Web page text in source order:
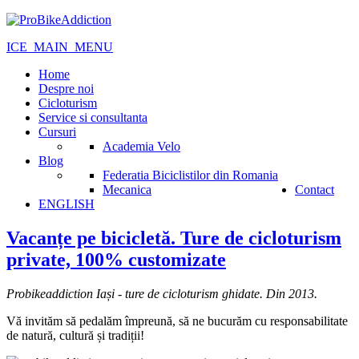
ICE_MAIN_MENU
Home
Despre noi
Cicloturism
Service si consultanta
Cursuri
Academia Velo
Blog
Federatia Biciclistilor din Romania
Mecanica
Contact
ENGLISH
Vacanțe pe bicicletă. Ture de cicloturism
private, 100% customizate
Probikeaddiction Iași - ture de cicloturism ghidate. Din 2013.
Vă invităm să pedalăm împreună, să ne bucurăm cu responsabilitate
de natură, cultură și tradiții!